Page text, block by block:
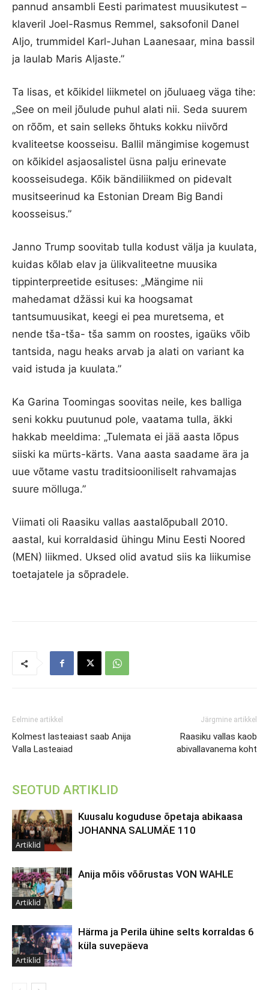
pannud ansambli Eesti parimatest muusikutest –
klaveril Joel-Rasmus Remmel, saksofonil Danel
Aljo, trummidel Karl-Juhan Laanesaar, mina bassil
ja laulab Maris Aljaste.”
Ta lisas, et kõikidel liikmetel on jõuluaeg väga tihe:
„See on meil jõulude puhul alati nii. Seda suurem
on rõõm, et sain selleks õhtuks kokku niivõrd
kvaliteetse koosseisu. Ballil mängimise kogemust
on kõikidel asjaosalistel üsna palju erinevate
koosseisudega. Kõik bändiliikmed on pidevalt
musitseerinud ka Estonian Dream Big Bandi
koosseisus.”
Janno Trump soovitab tulla kodust välja ja kuulata,
kuidas kõlab elav ja ülikvaliteetne muusika
tippinterpreetide esituses: „Mängime nii
mahedamat džässi kui ka hoogsamat
tantsumuusikat, keegi ei pea muretsema, et
nende tša-tša- tša samm on roostes, igaüks võib
tantsida, nagu heaks arvab ja alati on variant ka
vaid istuda ja kuulata.”
Ka Garina Toomingas soovitas neile, kes balliga
seni kokku puutunud pole, vaatama tulla, äkki
hakkab meeldima: „Tulemata ei jää aasta lõpus
siiski ka mürts-kärts. Vana aasta saadame ära ja
uue võtame vastu traditsiooniliselt rahvamajas
suure mölluga.”
Viimati oli Raasiku vallas aastalõpuball 2010.
aastal, kui korraldasid ühingu Minu Eesti Noored
(MEN) liikmed. Uksed olid avatud siis ka liikumise
toetajatele ja sõpradele.
Eelmine artikkel
Kolmest lasteaiast saab Anija
Valla Lasteaiad
Järgmine artikkel
Raasiku vallas kaob
abivallavanema koht
SEOTUD ARTIKLID
Artiklid
Kuusalu koguduse õpetaja abikaasa
JOHANNA SALUMÄE 110
Artiklid
Anija mõis võõrustas VON WAHLE
Artiklid
Härma ja Perila ühine selts korraldas 6
küla suvepäeva